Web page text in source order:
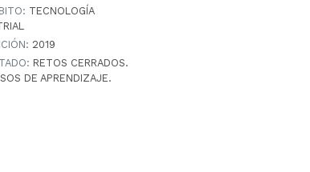
TECNOLOGÍA
2019
RETOS CERRADOS.
DE APRENDIZAJE.